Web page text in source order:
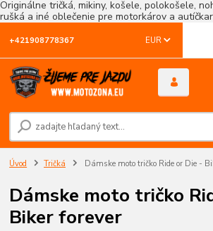
Originálne tričká, mikiny, košele, polokošele,
rušká a iné oblečenie pre motorkárov a
EUR
+421908778367
Úvod Tričká Dámske moto tričko Ride or Die -
Dámske moto tričko
Biker forever